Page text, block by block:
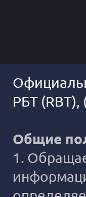
РБТ
Общие
1.